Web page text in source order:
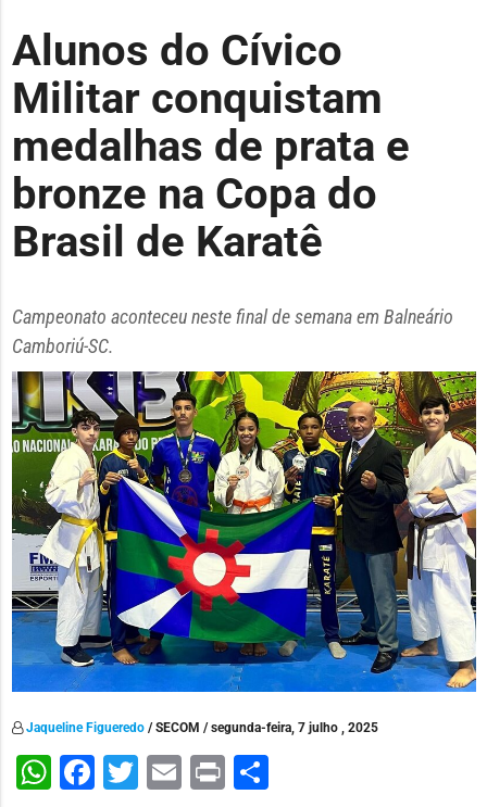
Alunos do Cívico
Militar conquistam
medalhas de prata e
bronze na Copa do
Brasil de Karatê
Campeonato aconteceu neste final de semana em Balneário
Camboriú-SC.
Jaqueline Figueredo/ SECOM / segunda-feira, 7 julho , 2025
WhatsApp
Facebook
Twitter
Email
PrintShare